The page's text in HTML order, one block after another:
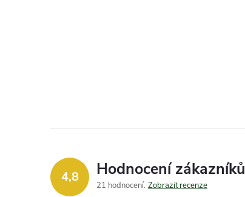
4,8 Hodnocení zákazníků
21 hodnocení Zobrazit recenze